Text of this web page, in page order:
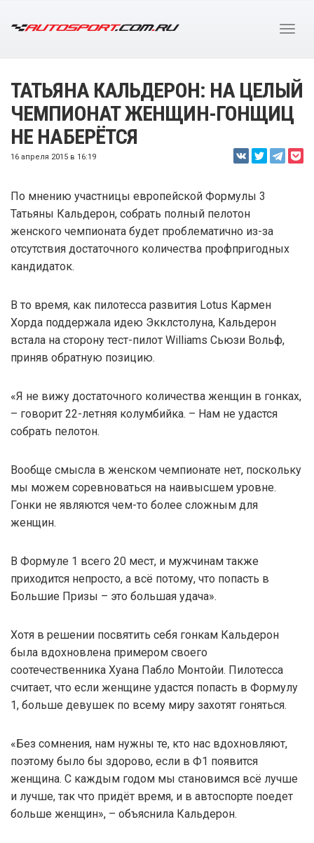
ТАТЬЯНА КАЛЬДЕРОН: НА ЦЕЛЫЙ
ЧЕМПИОНАТ ЖЕНЩИН-ГОНЩИЦ
НЕ НАБЕРЁТСЯ
16 апреля 2015 в 16:19
По мнению участницы европейской Формулы 3
Татьяны Кальдерон, собрать полный пелотон
женского чемпионата будет проблематично из-за
отсутствия достаточного количества профпригодных
кандидаток.
В то время, как пилотесса развития Lotus Кармен
Хорда поддержала идею Экклстолуна, Кальдерон
встала на сторону тест-пилот Williams Сьюзи Вольф,
приняв обратную позицию.
«Я не вижу достаточного количества женщин в гонках,
– говорит 22-летняя колумбийка. – Нам не удастся
собрать пелотон.
Вообще смысла в женском чемпионате нет, поскольку
мы можем соревноваться на наивысшем уровне.
Гонки не являются чем-то более сложным для
женщин.
В Формуле 1 всего 20 мест, и мужчинам также
приходится непросто, а всё потому, что попасть в
Большие Призы – это большая удача».
Хотя в решении посвятить себя гонкам Кальдерон
была вдохновлена примером своего
соотечественника Хуана Пабло Монтойи. Пилотесса
считает, что если женщине удастся попасть в Формулу
1, больше девушек по всему миру захотят гоняться.
«Без сомнения, нам нужны те, кто нас вдохновляют,
поэтому было бы здорово, если в Ф1 появится
женщина. С каждым годом мы становимся всё лучше
и лучше, так что придёт время, и в автоспорте поедет
больше женщин», – объяснила Кальдерон.